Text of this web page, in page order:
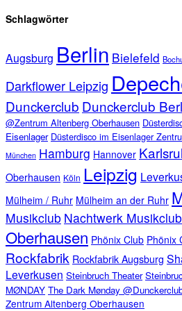
Schlagwörter
Augsburg Berlin Bielefeld
Darkflower Leipzig
Dunckerclub Dunckerclub
@Zentrum Altenberg Oberhausen
Eisenlager Düsterdisco im Eisenlager
München Hamburg Hannover
Oberhausen Köln Leipzig
Mülheim / Ruhr Mülheim an der Ruhr
Musikclub Nachtwerk
Oberhausen Phönix Club Phönix
Rockfabrik Rockfabrik Augsburg
Leverkusen Steinbruch Theater
MØNDAY The Dark Mønday
Zentrum Altenberg Oberhausen